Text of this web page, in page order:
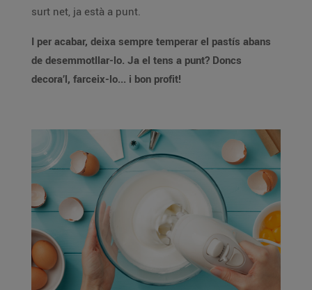
surt net, ja està a punt.
I per acabar, deixa sempre temperar el pastís abans
de desemmotllar-lo. Ja el tens a punt? Doncs
decora’l, farceix-lo... i bon profit!